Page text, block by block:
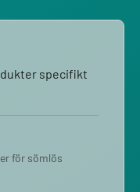
specifikt
för sömlös